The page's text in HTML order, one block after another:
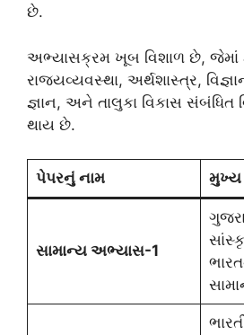
છે.
અભ્યાસક્રમ ખૂબ વિશાળ છે, જેમાં
રાજ્યવ્યવસ્થા, અર્થશાસ્ત્ર,
જ્ઞાન, અને તાલુકા વિકાસ સંબંધિત
થાય છે.
પેપરનું નામ મુખ્ય
સામાન્ય અભ્યાસ-1